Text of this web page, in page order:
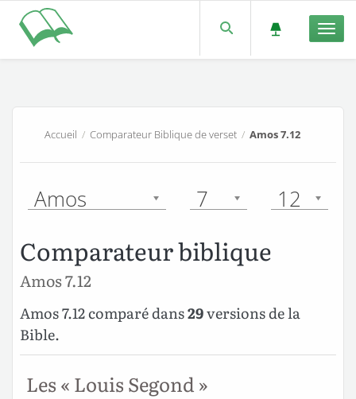
Accueil /Comparateur Biblique de verset /Amos 7.12
Amos 7 12
Comparateur biblique
Amos 7.12
Amos 7.12 comparé dans29versions de la
Bible.
Les « Louis Segond »